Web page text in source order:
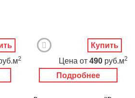
2
Подробнее
Цена от 490 руб.м2
Купить